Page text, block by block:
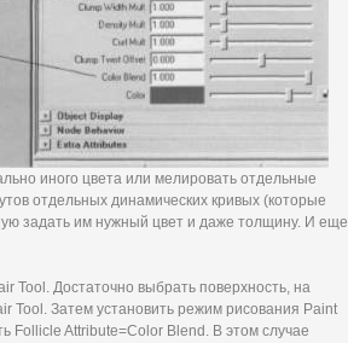
иного цвета или мелировать отдельные
отдельных динамических кривых (которые
задать им нужный цвет и даже толщину. И еще
Tool. Достаточно выбрать поверхность, на
Tool. Затем установить режим рисования Paint
Follicle Attribute=Color Blend. В этом случае